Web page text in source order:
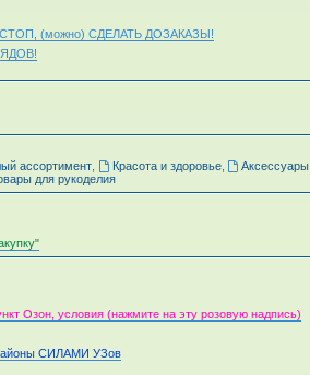
СТОП, (можно) СДЕЛАТЬ ДОЗАКАЗЫ!
ассортимент, Красота и здоровье, Аксессуары
для рукоделия
Озон, условия (нажмите на эту розовую надпись)
СИЛАМИ УЗов